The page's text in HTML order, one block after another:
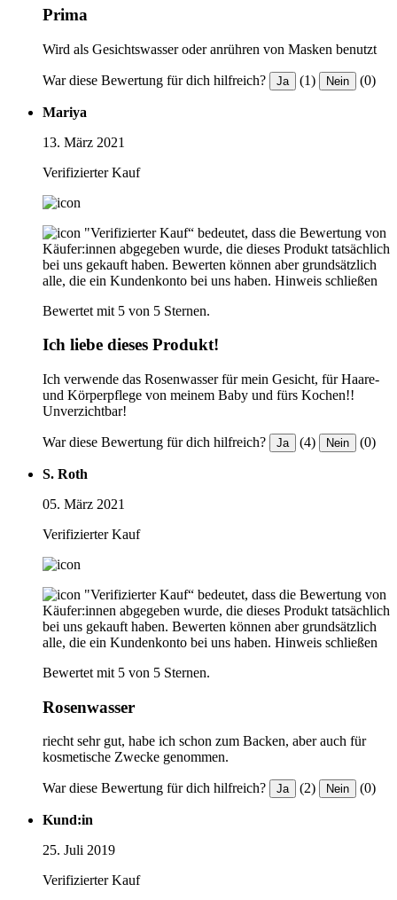
Prima
Wird als Gesichtswasser oder anrühren von Masken benutzt
War diese Bewertung für dich hilfreich? Ja (1) Nein (0)
Mariya
13. März 2021
Verifizierter Kauf
"Verifizierter Kauf“ bedeutet, dass die Bewertung von
Käufer:innen abgegeben wurde, die dieses Produkt tatsächlich
bei uns gekauft haben. Bewerten können aber grundsätzlich
alle, die ein Kundenkonto bei uns haben. Hinweis schließen
Bewertet mit 5 von 5 Sternen.
Ich liebe dieses Produkt!
Ich verwende das Rosenwasser für mein Gesicht, für Haare-
und Körperpflege von meinem Baby und fürs Kochen!!
Unverzichtbar!
War diese Bewertung für dich hilfreich? Ja (4) Nein (0)
S. Roth
05. März 2021
Verifizierter Kauf
"Verifizierter Kauf“ bedeutet, dass die Bewertung von
Käufer:innen abgegeben wurde, die dieses Produkt tatsächlich
bei uns gekauft haben. Bewerten können aber grundsätzlich
alle, die ein Kundenkonto bei uns haben. Hinweis schließen
Bewertet mit 5 von 5 Sternen.
Rosenwasser
riecht sehr gut, habe ich schon zum Backen, aber auch für
kosmetische Zwecke genommen.
War diese Bewertung für dich hilfreich? Ja (2) Nein (0)
Kund:in
25. Juli 2019
Verifizierter Kauf